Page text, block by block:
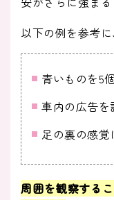
以下の例を参考
青いものを5
車内の広告を
足の裏の感覚
周囲を観察する